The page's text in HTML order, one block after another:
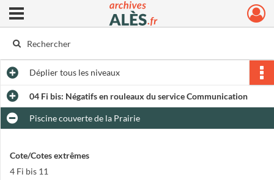
Archives municipales d'Alès
Ouvrir le menu déroulant
Dépliertous les niveaux
04 Fi bis: Négatifs en rouleaux du service Communication
Piscine couverte de la Prairie
Cote/Cotes extrêmes
4 Fi bis 11